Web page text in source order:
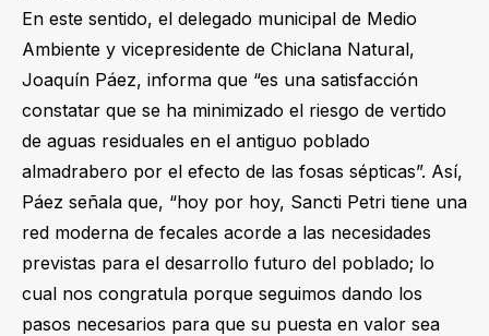
En este sentido, el delegado municipal de Medio
Ambiente y vicepresidente de Chiclana Natural,
Joaquín Páez, informa que “es una satisfacción
constatar que se ha minimizado el riesgo de vertido
de aguas residuales en el antiguo poblado
almadrabero por el efecto de las fosas sépticas”. Así,
Páez señala que, “hoy por hoy, Sancti Petri tiene una
red moderna de fecales acorde a las necesidades
previstas para el desarrollo futuro del poblado; lo
cual nos congratula porque seguimos dando los
pasos necesarios para que su puesta en valor sea